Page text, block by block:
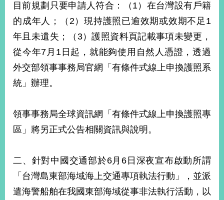
目前規劃只要申請人符合：（1）在台灣設有戶籍
的成年人；（2）現持護照已逾效期或效期不足1
年且未遺失；（3）護照資料頁記載事項未變更，
從今年7月1日起，就能夠使用自然人憑證，透過
外交部領事事務局官網「有條件式線上申換護照系
統」辦理。
領事事務局全球資訊網「有條件式線上申換護照專
區」將另正式公告相關資訊與說明。
二、針對中國交通部於6月6日深夜宣布啟動所謂
「台灣島東部海域海上交通專項執法行動」，並派
遣海警船舶在我國東部海域從事非法執行活動，以